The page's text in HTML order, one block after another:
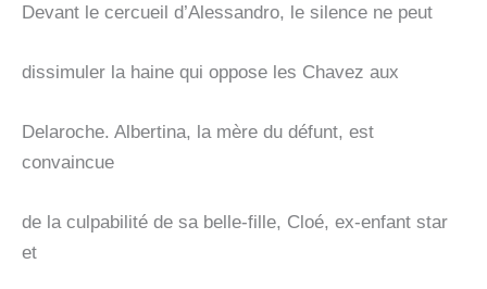
Devant le cercueil d’Alessandro, le silence ne peut
dissimuler la haine qui oppose les Chavez aux
Delaroche. Albertina, la mère du défunt, est
convaincue
de la culpabilité de sa belle-fille, Cloé, ex-enfant star
et